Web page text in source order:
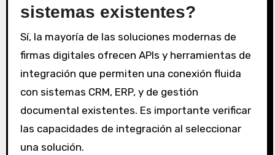
sistemas existentes?
Sí, la mayoría de las soluciones modernas de
firmas digitales ofrecen APIs y herramientas de
integración que permiten una conexión fluida
con sistemas CRM, ERP, y de gestión
documental existentes. Es importante verificar
las capacidades de integración al seleccionar
una solución.